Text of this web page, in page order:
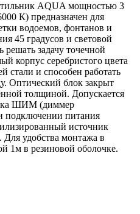
AQUA мощностью 3
К) предназначен для
водоемов, фонтанов и
45 градусов и световой
решать задачу точечной
корпус серебристого цвета
и способен работать
Оптический блок закрыт
толщиной. Допускается
ШИМ (диммер
подключении питания
источник
удобства монтажа в
1м в резиновой оболочке.